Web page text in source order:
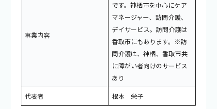
事業内容
です。神栖市を中心にケア
マネージャー、訪問介護、
デイサービス。訪問介護は
香取市にもあります。※訪
問介護は、神栖、香取市共
に障がい者向けのサービス
あり
代表者
根本 栄子